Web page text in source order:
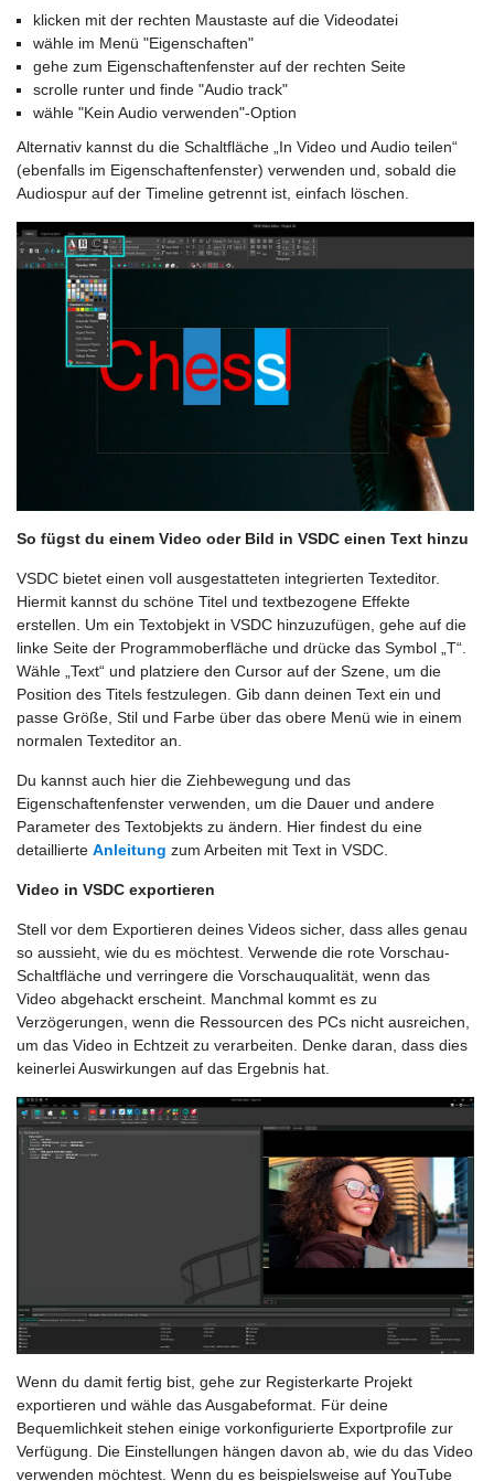
klicken mit der rechten Maustaste auf die Videodatei
wähle im Menü "Eigenschaften"
gehe zum Eigenschaftenfenster auf der rechten Seite
scrolle runter und finde "Audio track"
wähle "Kein Audio verwenden"-Option
Alternativ kannst du die Schaltfläche „In Video und Audio teilen“
(ebenfalls im Eigenschaftenfenster) verwenden und, sobald die
Audiospur auf der Timeline getrennt ist, einfach löschen.
So fügst du einem Video oder Bild in VSDC einen Text hinzu
VSDC bietet einen voll ausgestatteten integrierten Texteditor.
Hiermit kannst du schöne Titel und textbezogene Effekte
erstellen. Um ein Textobjekt in VSDC hinzuzufügen, gehe auf die
linke Seite der Programmoberfläche und drücke das Symbol „T“.
Wähle „Text“ und platziere den Cursor auf der Szene, um die
Position des Titels festzulegen. Gib dann deinen Text ein und
passe Größe, Stil und Farbe über das obere Menü wie in einem
normalen Texteditor an.
Du kannst auch hier die Ziehbewegung und das
Eigenschaftenfenster verwenden, um die Dauer und andere
Parameter des Textobjekts zu ändern. Hier findest du eine
detaillierte Anleitung zum Arbeiten mit Text in VSDC.
Video in VSDC exportieren
Stell vor dem Exportieren deines Videos sicher, dass alles genau
so aussieht, wie du es möchtest. Verwende die rote Vorschau-
Schaltfläche und verringere die Vorschauqualität, wenn das
Video abgehackt erscheint. Manchmal kommt es zu
Verzögerungen, wenn die Ressourcen des PCs nicht ausreichen,
um das Video in Echtzeit zu verarbeiten. Denke daran, dass dies
keinerlei Auswirkungen auf das Ergebnis hat.
Wenn du damit fertig bist, gehe zur Registerkarte Projekt
exportieren und wähle das Ausgabeformat. Für deine
Bequemlichkeit stehen einige vorkonfigurierte Exportprofile zur
Verfügung. Die Einstellungen hängen davon ab, wie du das Video
verwenden möchtest. Wenn du es beispielsweise auf YouTube